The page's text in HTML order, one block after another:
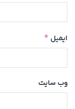
ایمیل *
وب‌ سایت